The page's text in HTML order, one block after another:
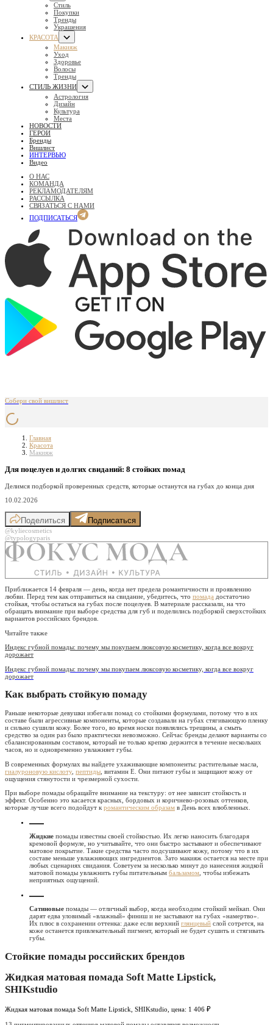
Стиль
Покупки
Тренды
Украшения
КРАСОТА
Макияж
Уход
Здоровье
Волосы
Тренды
СТИЛЬ ЖИЗНИ
Астрология
Дизайн
Культура
Места
НОВОСТИ
ГЕРОИ
Бренды
Вишлист
ИНТЕРВЬЮ
Видео
О НАС
КОМАНДА
РЕКЛАМОДАТЕЛЯМ
РАССЫЛКА
СВЯЗАТЬСЯ С НАМИ
ПОДПИСАТЬСЯ
Собери свой вишлист
Главная
Красота
Макияж
Для поцелуев и долгих свиданий: 8 стойких помад
Делимся подборкой проверенных средств, которые останутся на губах до конца дня
10.02.2026
Поделиться Подписаться
@kyliecosmetics
@typologyparis
Приближается 14 февраля — день, когда нет предела романтичности и проявлению
любви. Перед тем как отправиться на свидание, убедитесь, что помада достаточно
стойкая, чтобы остаться на губах после поцелуев. В материале рассказали, на что
обращать внимание при выборе средства для губ и поделились подборкой сверхстойких
вариантов российских брендов.
Читайте также
Индекс губной помады: почему мы покупаем люксовую косметику, когда все вокруг
дорожает
Индекс губной помады: почему мы покупаем люксовую косметику, когда все вокруг
дорожает
Как выбрать стойкую помаду
Раньше некоторые девушки избегали помад со стойкими формулами, потому что в их
составе были агрессивные компоненты, которые создавали на губах стягивающую пленку
и сильно сушили кожу. Более того, во время носки появлялись трещины, а смыть
средство за один раз было практически невозможно. Сейчас бренды делают варианты со
сбалансированным составом, который не только крепко держится в течение нескольких
часов, но и одновременно увлажняет губы.
В современных формулах вы найдете ухаживающие компоненты: растительные масла,
гиалуроновую кислоту, пептиды , витамин Е. Они питают губы и защищают кожу от
ощущения стянутости и чрезмерной сухости.
При выборе помады обращайте внимание на текстуру: от нее зависит стойкость и
эффект. Особенно это касается красных, бордовых и коричнево-розовых оттенков,
которые лучше всего подойдут кромантическим образам в День всех влюбленных.
Жидкие помады известны своей стойкостью. Их легко наносить благодаря
кремовой формуле, но учитывайте, что они быстро застывают и обеспечивают
матовое покрытие. Такие средства часто подсушивают кожу, потому что в их
составе меньше увлажняющих ингредиентов. Зато макияж остается на месте при
любых сценариях свидания. Советуем за несколько минут до нанесения жидкой
матовой помады увлажнить губы питательным бальзамом , чтобы избежать
неприятных ощущений.
Сатиновые помады — отличный выбор, когда необходим стойкий мейкап. Они
дарят едва уловимый «влажный» финиш и не застывают на губах «намертво».
Их плюс в сохранении оттенка: даже если верхний глянцевый слой сотрется, на
коже останется привлекательный пигмент, который не будет сушить и стягивать
губы.
Стойкие помады российских брендов
Жидкая матовая помада Soft Matte Lipstick,
SHIKstudio
Жидкая матовая помада Soft Matte Lipstick, SHIKstudio, цена: 1 406 ₽